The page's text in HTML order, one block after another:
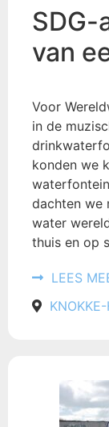
SDG-
van
Voor
in de
konden we
dachten we
water
thuis en op
LEES